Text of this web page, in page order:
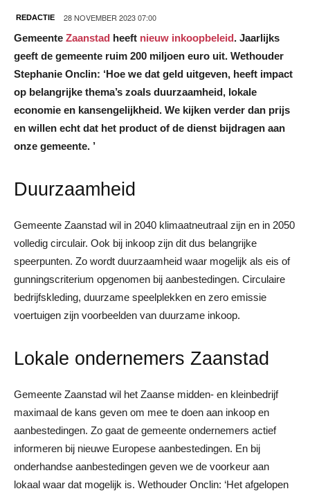
REDACTIE 28 NOVEMBER 2023 07:00
Gemeente Zaanstad heeft nieuw inkoopbeleid. Jaarlijks
geeft de gemeente ruim 200 miljoen euro uit. Wethouder
Stephanie Onclin: ‘Hoe we dat geld uitgeven, heeft impact
op belangrijke thema’s zoals duurzaamheid, lokale
economie en kansengelijkheid. We kijken verder dan prijs
en willen echt dat het product of de dienst bijdragen aan
onze gemeente. ’
Duurzaamheid
Gemeente Zaanstad wil in 2040 klimaatneutraal zijn en in 2050
volledig circulair. Ook bij inkoop zijn dit dus belangrijke
speerpunten. Zo wordt duurzaamheid waar mogelijk als eis of
gunningscriterium opgenomen bij aanbestedingen. Circulaire
bedrijfskleding, duurzame speelplekken en zero emissie
voertuigen zijn voorbeelden van duurzame inkoop.
Lokale ondernemers Zaanstad
Gemeente Zaanstad wil het Zaanse midden- en kleinbedrijf
maximaal de kans geven om mee te doen aan inkoop en
aanbestedingen. Zo gaat de gemeente ondernemers actief
informeren bij nieuwe Europese aanbestedingen. En bij
onderhandse aanbestedingen geven we de voorkeur aan
lokaal waar dat mogelijk is. Wethouder Onclin: ‘Het afgelopen